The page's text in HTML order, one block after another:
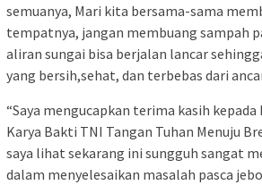
semuanya, Mari kita bersama-sama
tempatnya, jangan membuang sampah
aliran sungai bisa berjalan lancar
yang bersih,sehat, dan terbebas dari
“Saya mengucapkan terima kasih kepada
Karya Bakti TNI Tangan Tuhan Menuju
saya lihat sekarang ini sungguh sangat
dalam menyelesaikan masalah pasca